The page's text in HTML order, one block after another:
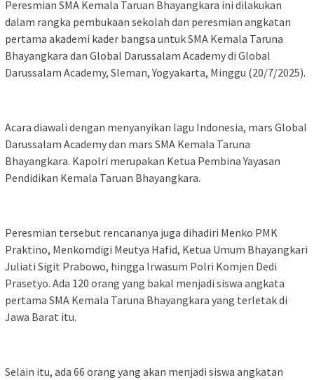
Peresmian SMA Kemala Taruan Bhayangkara ini dilakukan
dalam rangka pembukaan sekolah dan peresmian angkatan
pertama akademi kader bangsa untuk SMA Kemala Taruna
Bhayangkara dan Global Darussalam Academy di Global
Darussalam Academy, Sleman, Yogyakarta, Minggu (20/7/2025).
Acara diawali dengan menyanyikan lagu Indonesia, mars Global
Darussalam Academy dan mars SMA Kemala Taruna
Bhayangkara. Kapolri merupakan Ketua Pembina Yayasan
Pendidikan Kemala Taruan Bhayangkara.
Peresmian tersebut rencananya juga dihadiri Menko PMK
Praktino, Menkomdigi Meutya Hafid, Ketua Umum Bhayangkari
Juliati Sigit Prabowo, hingga Irwasum Polri Komjen Dedi
Prasetyo. Ada 120 orang yang bakal menjadi siswa angkata
pertama SMA Kemala Taruna Bhayangkara yang terletak di
Jawa Barat itu.
Selain itu, ada 66 orang yang akan menjadi siswa angkatan